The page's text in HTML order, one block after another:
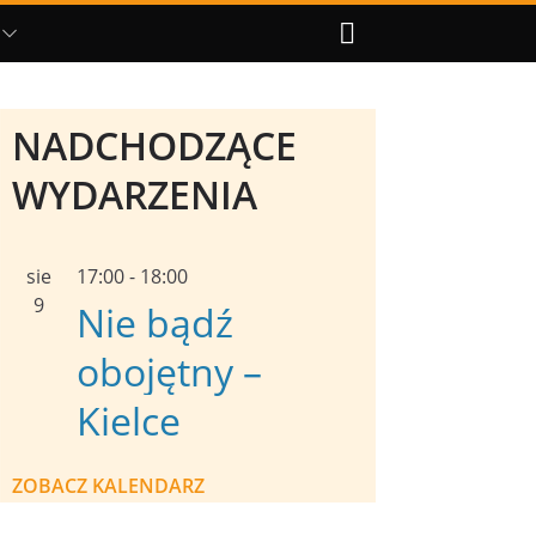
NADCHODZĄCE
WYDARZENIA
sie
9
17:00- 18:00
Nie bądź
obojętny –
Kielce
ZOBACZ KALENDARZ